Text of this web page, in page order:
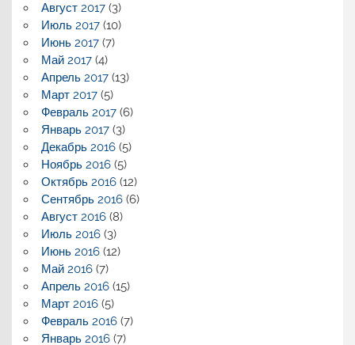
Август 2017(3)
Июль 2017(10)
Июнь 2017(7)
Май 2017(4)
Апрель 2017(13)
Март 2017(5)
Февраль 2017(6)
Январь 2017(3)
Декабрь 2016(5)
Ноябрь 2016(5)
Октябрь 2016(12)
Сентябрь 2016(6)
Август 2016(8)
Июль 2016(3)
Июнь 2016(12)
Май 2016(7)
Апрель 2016(15)
Март 2016(5)
Февраль 2016(7)
Январь 2016(7)